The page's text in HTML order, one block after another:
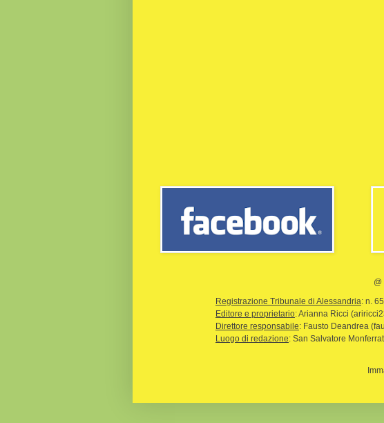
Registrazione Tribunale di Alessandria: n.
Editore e proprietario: Arianna Ricci
Direttore responsabile: Fausto Deandrea
Luogo di redazione: San Salvatore